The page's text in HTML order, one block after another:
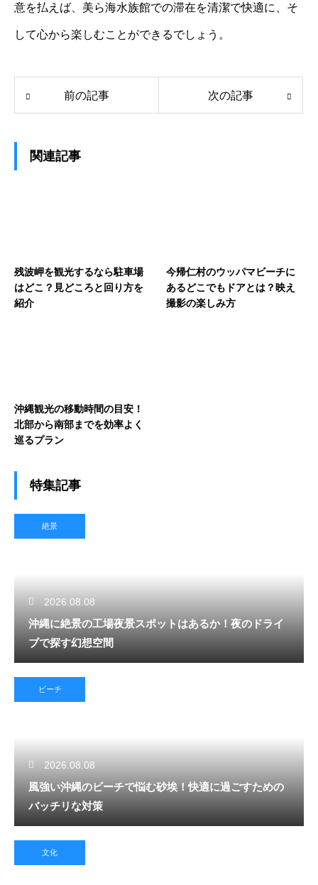
意を払えば、美ら海水族館での滞在を清潔で快適に、そ
して心から楽しむことができるでしょう。
前の記事 次の記事
関連記事
残波岬を観光するなら駐車場
はどこ？見どころと回り方を
紹介
今帰仁村のウッパマビーチに
あるどこでもドアとは？映え
撮影の楽しみ方
沖縄観光の移動時間の目安！
北部から南部までを効率よく
巡るプラン
特集記事
絶景
2026.08.08
沖縄に絶景の工場夜景スポットはあるか！夜のドライ
ブで探す幻想空間
ビーチ
2026.08.08
風強い沖縄のビーチで悩む砂埃！快適に過ごすための
バッチリな対策
文化